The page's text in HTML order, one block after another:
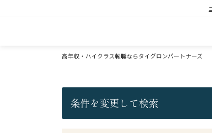
高年収・ハイクラス転職ならタイグロンパートナーズ
条件を変更して検索